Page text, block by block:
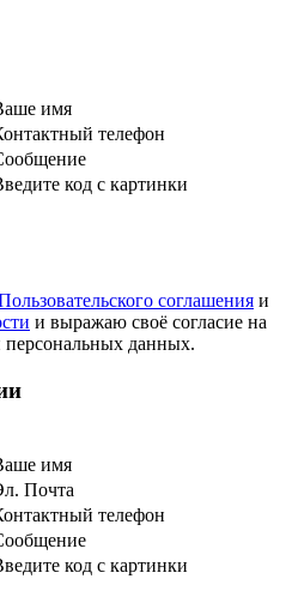
имя
телефон
код с картинки
соглашения и
и выражаю своё согласие на
данных.
имя
Почта
телефон
код с картинки